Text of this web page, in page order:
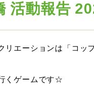
活動報告
リエーションは「コッ
くゲームです☆